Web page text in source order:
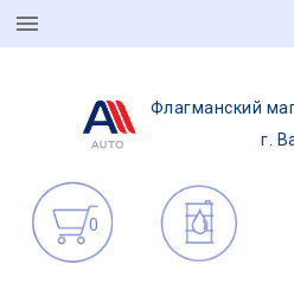
Флагманский
г.
0